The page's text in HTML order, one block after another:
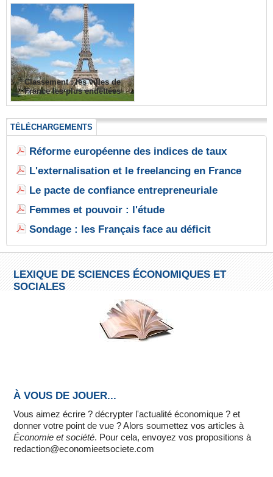
Classement : les villes de
France les plus endettées
TÉLÉCHARGEMENTS
Réforme européenne des indices de taux
L'externalisation et le freelancing en France
Le pacte de confiance entrepreneuriale
Femmes et pouvoir : l'étude
Sondage : les Français face au déficit
LEXIQUE DE SCIENCES ÉCONOMIQUES ET
SOCIALES
À VOUS DE JOUER...
Vous aimez écrire ? décrypter l'actualité économique ? et
donner votre point de vue ? Alors soumettez vos articles à
Économie et société. Pour cela, envoyez vos propositions à
redaction@economieetsociete.com